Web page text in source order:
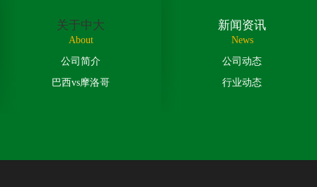
关于中大
About
公司简介
巴西vs摩洛哥
新闻资讯
News
公司动态
行业动态